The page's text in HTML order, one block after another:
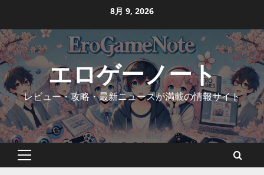
content
8月 9, 2026
エロゲーノート
レビュー・攻略・最新ニュースが満載の情報サイト
Primary